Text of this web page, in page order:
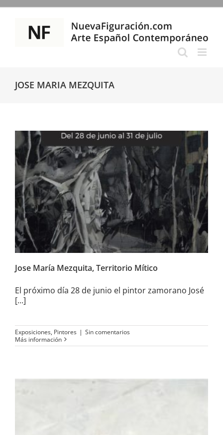
Saltar
contenido
JOSE MARIA MEZQUITA
Jose María Mezquita,
Territorio Mítico
Jose María Mezquita, Territorio Mítico
El próximo día 28 de junio el pintor zamorano José
[...]
Exposiciones, Pintores | Sin comentarios
Más información